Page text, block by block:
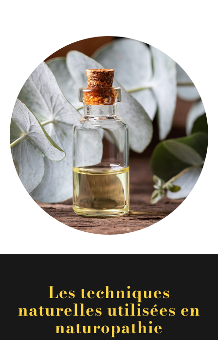
Les techniques
naturelles utilisées en
naturopathie